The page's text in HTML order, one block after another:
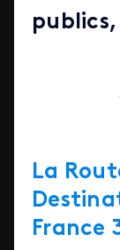
La
France